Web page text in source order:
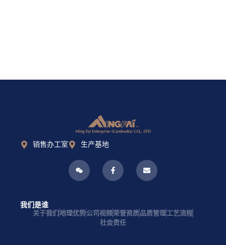
销售办工室 生产基地
我们是谁
关于我们 地理优势公司视频荣誉资质品质管理工艺流程
社会责任